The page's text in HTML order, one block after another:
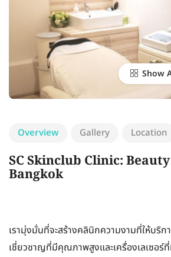
Show
Overview Gallery Location
SC Skinclub Clinic:
Bangkok
เรามุ่งมั่นที่จะสร้างคลินิกความงามที่ให้บริ
เชี่ยวชาญที่มีคุณภาพสูงและเครื่องเลเซอ